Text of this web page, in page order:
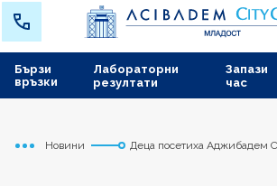
Лабораторни
резултати
Запази
час
Бързи
връзки
Начало
Младост
Новини
Деца посетиха Аджибадем